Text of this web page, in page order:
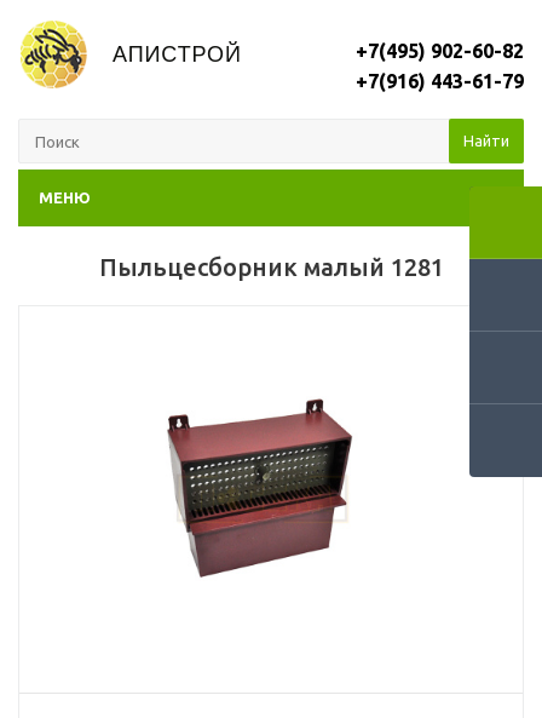
+7(495) 902-60-82
+7(916) 443-61-79
Найти
МЕНЮ
Пыльцесборник малый 1281